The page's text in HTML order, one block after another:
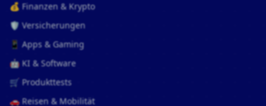
💰 Finanzen & Krypto
🛡️ Versicherungen
📱 Apps & Gaming
🤖 KI & Software
🛒 Produkttests
🚗 Reisen & Mobilität